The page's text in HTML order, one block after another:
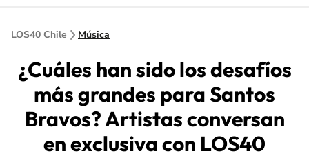
LOS40 Chile Música
¿Cuáles han sido los desafíos
más grandes para Santos
Bravos? Artistas conversan
en exclusiva con LOS40